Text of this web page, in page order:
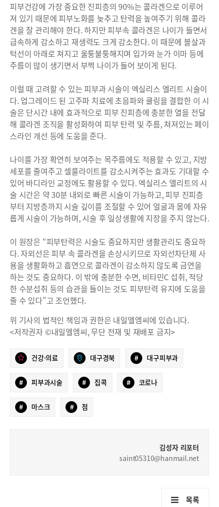
피부건강에 가장 중요한 진피층의 90%는 콜라겐으로 이루어
져 있기 때문에 피부노화를 늦추고 탄력을 높여주기 위해 콜라
겐을 잘 관리해야 한다. 하지만 피부속 콜라겐은 나이가 들면서
급속하게 감소하고 재생력도 크게 감소한다. 이 때문에 볼살과
턱선이 아래로 쳐지고 울퉁불퉁해지며 입가와 눈가 이마 등에
주름이 많이 생기면서 부쩍 나이가 들어 보이게 된다.
이럴 때 고려할 수 있는 피부과 시술이 엑실리스 엘리트 시술이
다. 업그레이드 된 고주파 치료에 초음파와 쿨링을 결합한 이 시
술은 단시간 내에 효과적으로 피부 진피층에 충분한 열을 전달
해 콜라겐 조직을 활성화하여 피부 탄력 및 주름, 쳐져있는 페이
스라인 개선 등에 도움을 준다.
나이를 가장 확연히 보여주는 목주름에도 적용할 수 있고, 지방
세포를 줄여주고 셀룰라이트를 감소시켜주는 효과도 기대할 수
있어 바디라인 교정에도 활용할 수 있다. 엑실리스 앨리트의 시
술 시간은 약 30분 내외로 빠른 시술이 가능하고, 피부 진피층
부터 지방층까지 시술 깊이를 조절할 수 있어 얼굴과 몸에 자유
롭게 시술이 가능하며, 시술 후 일상생활에 지장을 주지 않는다.
이 원장은 “피부탄력은 시술도 중요하지만 생활관리도 중요하
다. 자외선은 피부 속 콜라겐을 손상시키므로 자외선차단제 사
용을 생활화하고 흡연으로 콜라겐이 감소하지 않도록 금연을
하는 것도 중요하다. 이 밖에 충분한 수면, 비타민C 섭취, 적당
한 수분섭취 등의 습관을 들이는 것도 피부탄력 유지에 도움을
줄 수 있다”고 조언했다.
위 기사의 법적인 책임과 권한은 내일엘엠씨에 있습니다.
<저작권자 ©내일엘엠씨, 무단 전재 및 재배포 금지>
건강·의료 대구경북 # 대구피부과
# 피부과시술 # 집콕 # 코로나
# 마스크 # 점
김성자 리포터
saint05310@hanmail.net
목록